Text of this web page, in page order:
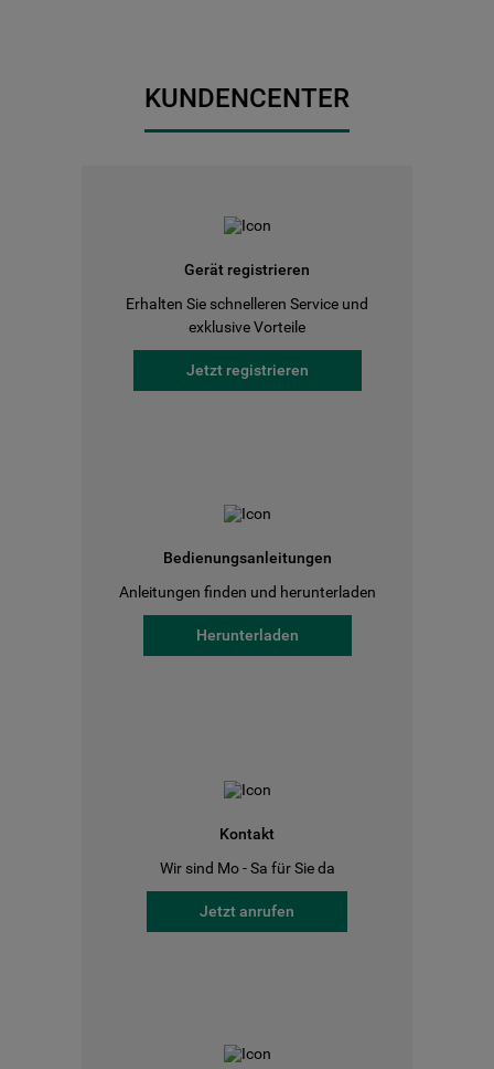
KUNDENCENTER
Gerät registrieren
Erhalten Sie schnelleren Service und
exklusive Vorteile
Jetzt registrieren
Bedienungsanleitungen
Anleitungen finden und herunterladen
Herunterladen
Kontakt
Wir sind Mo - Sa für Sie da
Jetzt anrufen